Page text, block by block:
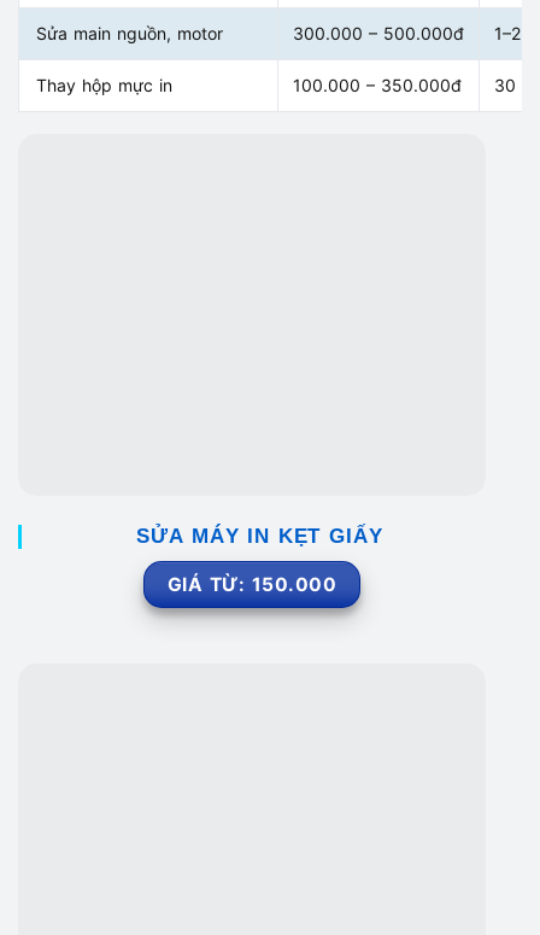
Sửa main nguồn, motor 300.000 – 500.000đ 1–2
Thay hộp mực in 100.000 – 350.000đ 30
SỬA MÁY IN KẸT GIẤY
GIÁ TỪ: 150.000